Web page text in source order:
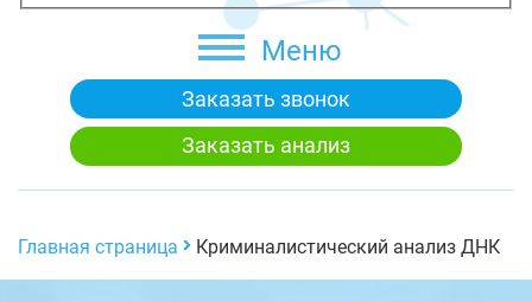
Меню
Заказать звонок
Заказать анализ
Главная страница Криминалистический анализ ДНК